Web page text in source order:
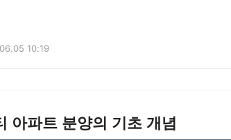
10:19
아파트 분양의 기초 개념